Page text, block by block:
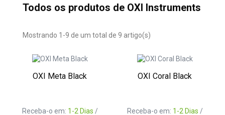
Todos os produtos de OXI Instruments
Mostrando 1-9 de um total de 9 artigo(s)
OXI Meta Black
Receba-o em: 1-2 Dias /
OXI Coral Black
Receba-o em: 1-2 Dias /